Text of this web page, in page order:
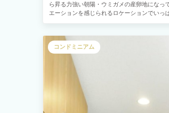
ら昇る力強い朝陽・ウミガメの産卵地にな
エーションを感じられるロケーションでい
方にこの美しい明石の自然を体感していた
石の自然に囲まれたの癒しの空間にてお待
コンドミニアム